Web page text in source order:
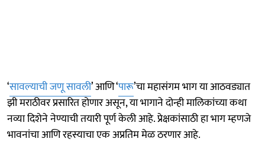
‘सावल्याची जणू सावली’ आणि ‘पारू’चा महासंगम भाग या आठवड्यात
झी मराठीवर प्रसारित होणार असून, या भागाने दोन्ही मालिकांच्या कथा
नव्या दिशेने नेण्याची तयारी पूर्ण केली आहे. प्रेक्षकांसाठी हा भाग म्हणजे
भावनांचा आणि रहस्याचा एक अप्रतिम मेळ ठरणार आहे.